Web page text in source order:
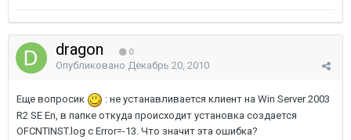
dragon 0
Опубликовано Декабрь 20, 2010
Еще вопросик
: не устанавливается клиент на Win Server 2003
R2 SE En, в папке откуда происходит установка создается
OFCNTINST.log c Error=-13. Что значит эта ошибка?